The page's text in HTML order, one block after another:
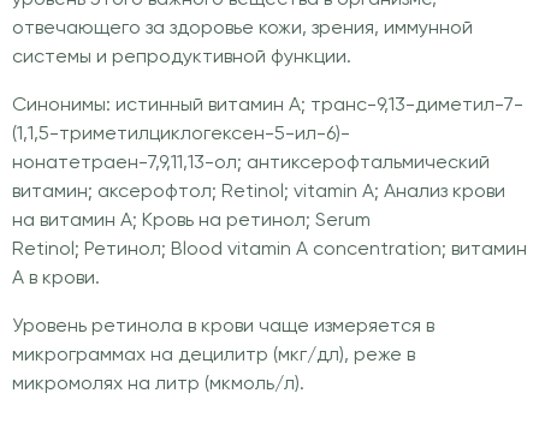
отвечающего за здоровье кожи, зрения, иммунной
системы и репродуктивной функции.
Синонимы: истинный витамин A; транс-9,13-диметил-7-
(1,1,5-триметилциклогексен-5-ил-6)-
нонатетраен-7,9,11,13-ол; антиксерофтальмический
витамин; аксерофтол; Retinol; vitamin A; Анализ крови
на витамин А; Кровь на ретинол; Serum
Retinol; Ретинол; Blood vitamin A concentration; витамин
А в крови.
Уровень ретинола в крови чаще измеряется в
микрограммах на децилитр (мкг/дл), реже в
микромолях на литр (мкмоль/л).